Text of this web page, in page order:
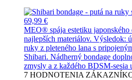
69,99 €
MEO® spája estetiku japonského
najlepších materiálov. Výsledok:
ruky z pleteného lana s
Shibari. Nádherný bondage
zmysly a z každého BDSM-
7 HODNOTENIA